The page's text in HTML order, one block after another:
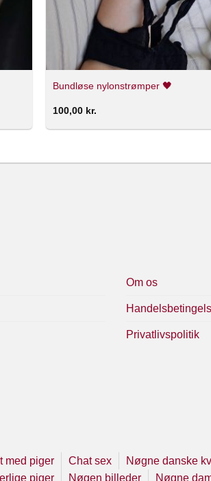
Bundløse nylonstrømper 🖤
100,00 kr.
Om os
Privatlivspolitik
med piger Chat sex Nøgne danske
piger Nøgen billeder Nøgne